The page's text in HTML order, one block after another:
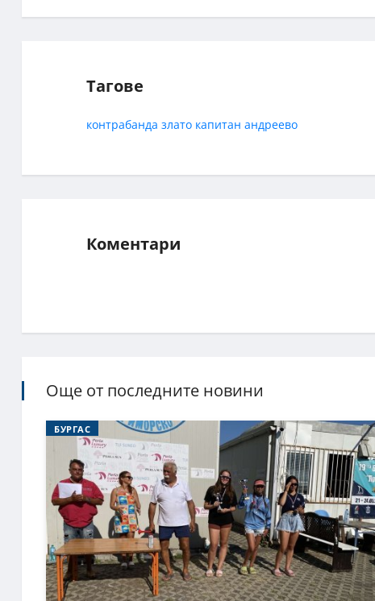
Тагове
контрабанда злато капитан андреево
Коментари
Още от последните новини
БУРГАС